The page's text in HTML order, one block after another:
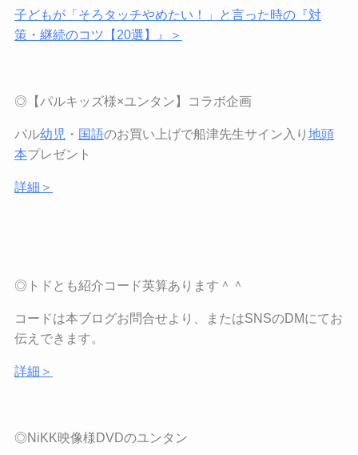
子どもが「そろタッチやめたい！」と言った時の『対
策・継続のコツ【20選】』＞
◎【パルキッズ様× ユンタン】コラボ企画
パル幼児 ・ 国語のお買い上げで船津先生サイン入り 地頭
本プレゼント
詳細＞
◎トドとも紹介コード英算あります＾＾
コードは本ブログお問合せより、またはSNSのDMにてお
伝えできます。
詳細＞
◎NiKK映像様DVDのユンタン